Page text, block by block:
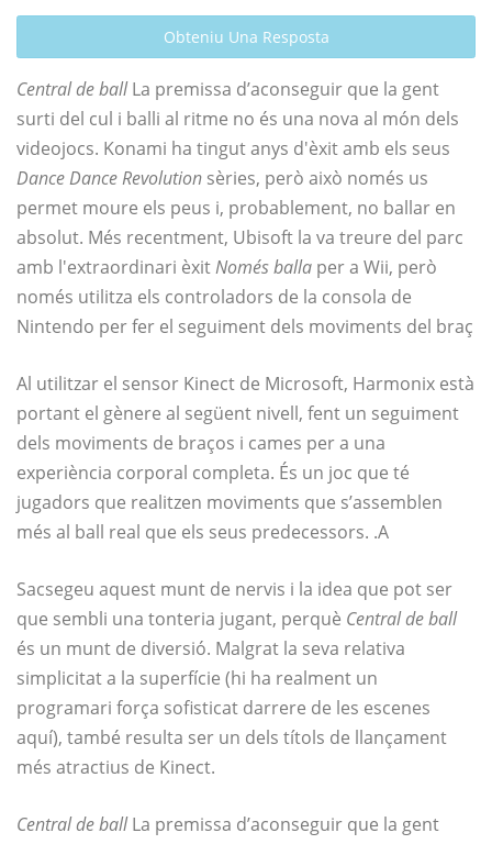
Obteniu Una Resposta
Central de ballLa premissa d’aconseguir que la gent
surti del cul i balli al ritme no és una nova al món dels
videojocs. Konami ha tingut anys d'èxit amb els seus
Dance Dance Revolution sèries, però això només us
permet moure els peus i, probablement, no ballar en
absolut. Més recentment, Ubisoft la va treure del parc
amb l'extraordinari èxitNomés balla per a Wii, però
només utilitza els controladors de la consola de
Nintendo per fer el seguiment dels moviments del braç
Al utilitzar el sensor Kinect de Microsoft, Harmonix està
portant el gènere al següent nivell, fent un seguiment
dels moviments de braços i cames per a una
experiència corporal completa. És un joc que té
jugadors que realitzen moviments que s’assemblen
més al ball real que els seus predecessors. .A
Sacsegeu aquest munt de nervis i la idea que pot ser
que sembli una tonteria jugant, perquè Central de ball
és un munt de diversió. Malgrat la seva relativa
simplicitat a la superfície (hi ha realment un
programari força sofisticat darrere de les escenes
aquí), també resulta ser un dels títols de llançament
més atractius de Kinect.
Central de ballLa premissa d’aconseguir que la gent